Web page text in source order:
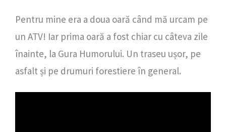
Pentru mine era a doua oară când mă urcam pe
un ATV! Iar prima oară a fost chiar cu câteva zile
înainte, la Gura Humorului. Un traseu ușor, pe
asfalt și pe drumuri forestiere în general.